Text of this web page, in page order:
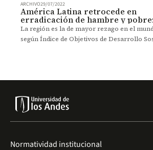
ARCHIVO29/07/2022
América Latina retrocede en
erradicación de hambre y
La región es la de mayor rezago en el
según Índice de Objetivos de Desarrollo
Normatividad institucional